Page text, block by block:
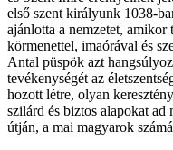
első szent királyunk 1038-
ajánlotta a nemzetet,
körmenettel, imaórával és
Antal püspök azt
tevékenységét az
hozott létre, olyan
szilárd és biztos alapokat ad
útján, a mai magyarok